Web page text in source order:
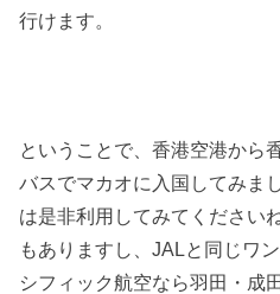
行けます。
ということで、香港空港から
バスでマカオに入国してみま
は是非利用してみてください
もありますし、JALと同じワ
シフィック航空なら羽田・成